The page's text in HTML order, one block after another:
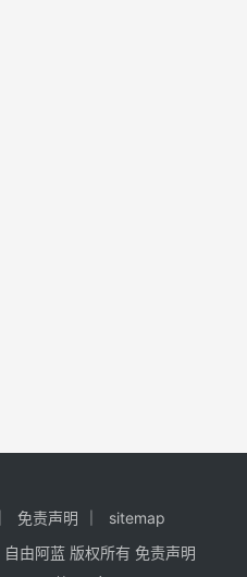
免责声明
sitemap
自由阿蓝 版权所有 免责声明